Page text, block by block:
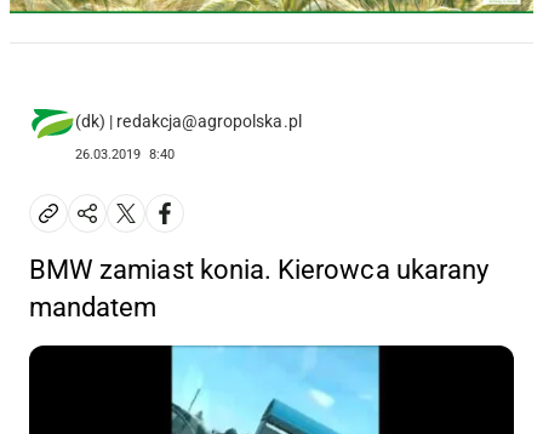
(dk) | redakcja@agropolska.pl
26.03.2019 8:40
BMW zamiast konia. Kierowca ukarany
mandatem